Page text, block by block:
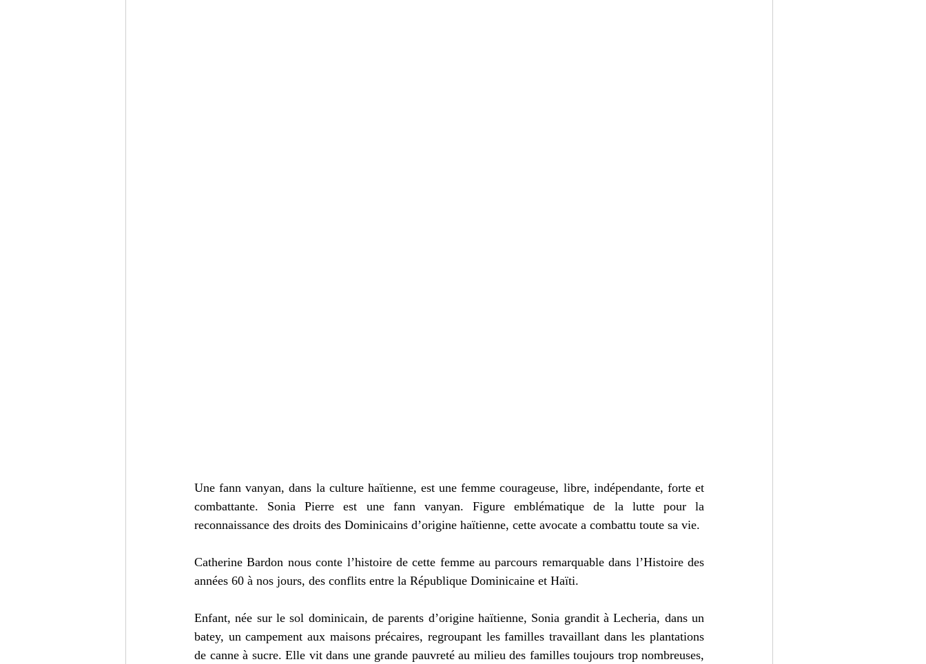
Une fann vanyan, dans la culture haïtienne, est une femme courageuse, libre, indépendante, forte et
combattante. Sonia Pierre est une fann vanyan. Figure emblématique de la lutte pour la
reconnaissance des droits des Dominicains d’origine haïtienne, cette avocate a combattu toute sa vie.
Catherine Bardon nous conte l’histoire de cette femme au parcours remarquable dans l’Histoire des
années 60 à nos jours, des conflits entre la République Dominicaine et Haïti.
Enfant, née sur le sol dominicain, de parents d’origine haïtienne, Sonia grandit à Lecheria, dans un
batey, un campement aux maisons précaires, regroupant les familles travaillant dans les plantations
de canne à sucre. Elle vit dans une grande pauvreté au milieu des familles toujours trop nombreuses,